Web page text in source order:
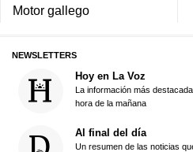
Motor gallego
NEWSLETTERS
Hoy en La Voz
La información más
hora de la mañana
Al final del día
Un resumen de las noticias